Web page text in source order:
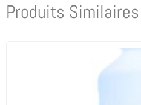
Produits Similaires